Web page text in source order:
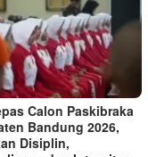
Calon Paskibraka
Bandung 2026,
Disiplin,